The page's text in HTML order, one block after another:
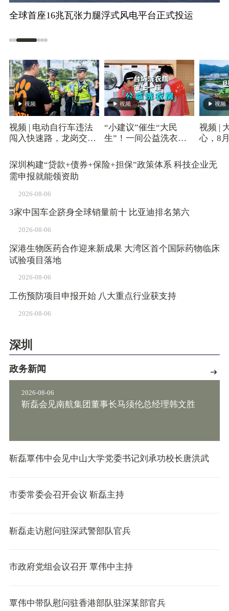
多地购车补贴再加码 助力汽车消费市场升温
视频
视频 | 电动自行车违法
闯入快速路，龙岗交警
视频
“小建议”催生“大民
生”！一间公益洗衣房
夫”
视频
视频 |
心，8
深圳构建“贷款+债券+保险+担保”政策体系 科技企业无
需申报就能领资助
2026-08-06
3家中国车企跻身全球销量前十 比亚迪排名第六
2026-08-06
深港生物医药合作迎来新成果 大湾区首个国际药物临床
试验项目落地
2026-08-06
工伤预防项目申报开始 八大重点行业获支持
2026-08-06
深圳
政务新闻
靳磊会见南航集团董事长马须伦总经理韩文胜
2026-08-06
靳磊覃伟中会见中山大学党委书记刘承功校长唐洪武
市委常委会召开会议 靳磊主持
靳磊走访慰问驻深武警部队官兵
市政府党组会议召开 覃伟中主持
覃伟中带队慰问驻香港部队驻深某部官兵